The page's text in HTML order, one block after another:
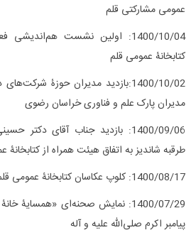
عمومی مشارکتی قلم
کتابخانۀ عمومی قلم
1400/10/02:بازدید مدیران حوزۀ
مدیران پارک علم و فناوری خراسان رضوی
1400/09/06: بازدید جناب آقای
طرقبه شاندیز به اتفاق هیئت همراه از کتابخانۀ
1400/08/17: کلوپ عکاسان کتابخانۀ عمومی قلم: نمایشگاه هاشور
1400/07/29: نمایش صحنه‌ای «همسایۀ
پیامبر اکرم صلی‌الله علیه و آله